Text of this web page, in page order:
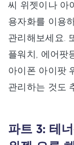
씨 위젯이나 아
용자화를 이용
관리해보세요.
플워치, 에어팟
아이폰 아이팟
관리하는 것도
파트 3: 테